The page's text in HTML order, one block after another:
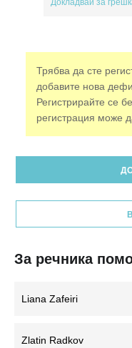
Докладвай за
Трябва да сте
добавите нова
Регистрирайте се
регистрация може
За речника
Liana Zafeiri
Zlatin Radkov